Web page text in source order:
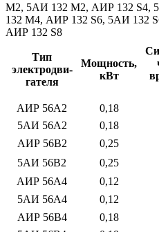
M2, 5АИ 132 M2, АИР 132 S4, 5
132 M4, АИР 132 S6, 5АИ 132
АИР 132 S8
Тип
электродви-
гателя
Мощность,
кВт
АИР 56А2 0,18
5АИ 56А2
0,18
АИР 56B2
0,25
5АИ 56B2
0,25
АИР 56A4
0,12
5АИ 56A4
0,12
АИР 56B4
0,18